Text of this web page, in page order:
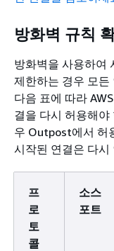
방화벽 규칙
방화벽을 사용하여
제한하는 경우 모든
다음 표에 따라
결을 다시 허용해야
우 Outpost에서 허
시작된 연결은 다시
프
로
토
콜
소스
포트